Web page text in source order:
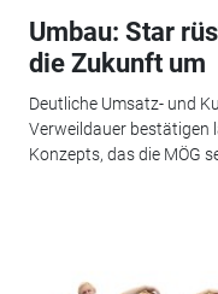
Umbau: Star
die Zukunft um
Deutliche Umsatz- und
Verweildauer bestätigen
Konzepts, das die MÖG